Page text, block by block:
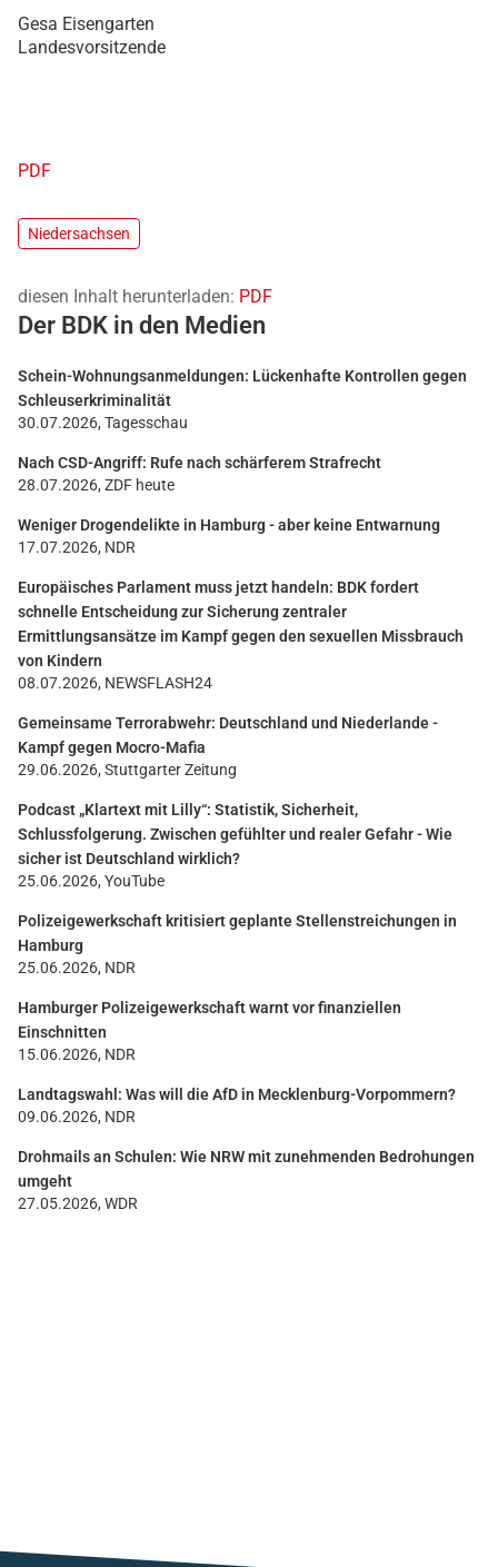
Gesa Eisengarten
Landesvorsitzende
PDF
Niedersachsen
diesen Inhalt herunterladen: PDF
Der BDK in den Medien
Schein-Wohnungsanmeldungen: Lückenhafte Kontrollen gegen
Schleuserkriminalität
30.07.2026, Tagesschau
Nach CSD-Angriff: Rufe nach schärferem Strafrecht
28.07.2026, ZDF heute
Weniger Drogendelikte in Hamburg - aber keine Entwarnung
17.07.2026, NDR
Europäisches Parlament muss jetzt handeln: BDK fordert
schnelle Entscheidung zur Sicherung zentraler
Ermittlungsansätze im Kampf gegen den sexuellen Missbrauch
von Kindern
08.07.2026, NEWSFLASH24
Gemeinsame Terrorabwehr: Deutschland und Niederlande -
Kampf gegen Mocro-Mafia
29.06.2026, Stuttgarter Zeitung
Podcast „Klartext mit Lilly“: Statistik, Sicherheit,
Schlussfolgerung. Zwischen gefühlter und realer Gefahr - Wie
sicher ist Deutschland wirklich?
25.06.2026, YouTube
Polizeigewerkschaft kritisiert geplante Stellenstreichungen in
Hamburg
25.06.2026, NDR
Hamburger Polizeigewerkschaft warnt vor finanziellen
Einschnitten
15.06.2026, NDR
Landtagswahl: Was will die AfD in Mecklenburg-Vorpommern?
09.06.2026, NDR
Drohmails an Schulen: Wie NRW mit zunehmenden Bedrohungen
umgeht
27.05.2026, WDR